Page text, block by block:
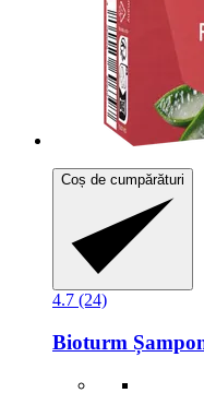
Coș de cumpărături
4.7 (24)
Bioturm